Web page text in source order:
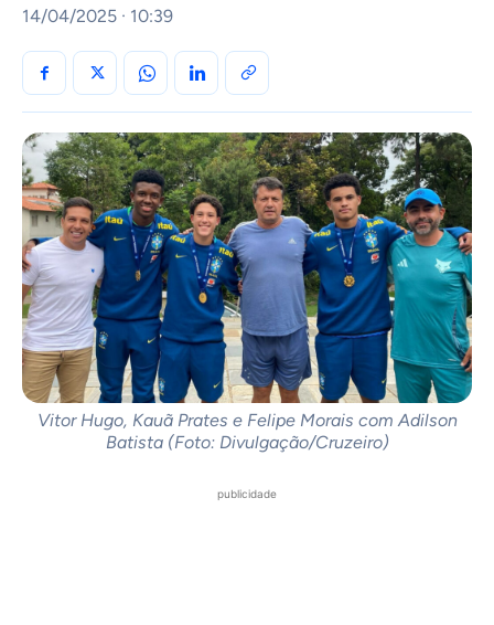
14/04/2025 · 10:39
Vitor Hugo, Kauã Prates e Felipe Morais com Adilson
Batista (Foto: Divulgação/Cruzeiro)
publicidade